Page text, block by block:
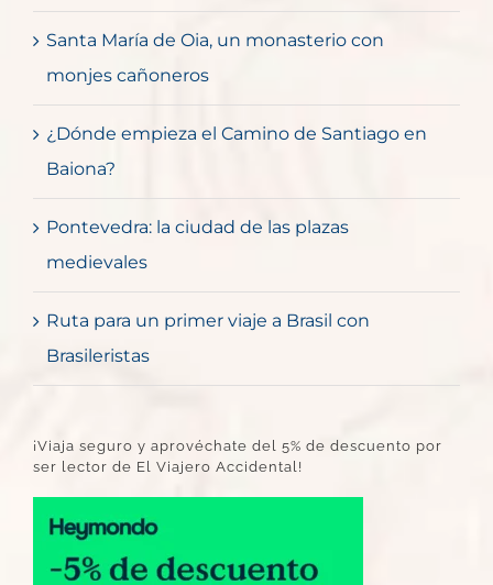
Santa María de Oia, un monasterio con
monjes cañoneros
¿Dónde empieza el Camino de Santiago en
Baiona?
Pontevedra: la ciudad de las plazas
medievales
Ruta para un primer viaje a Brasil con
Brasileristas
¡Viaja seguro y aprovéchate del 5% de descuento por
ser lector de El Viajero Accidental!